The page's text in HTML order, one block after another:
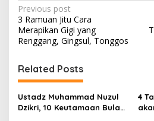
P
o
s
t
n
a
v
Previous post
3 Ramuan Jitu Cara
Merapikan Gigi yang
Renggang, Gingsul, Tonggos
Related Posts
Ustadz Muhammad Nuzul
Dzikri, 10 Keutamaan Bulan
4